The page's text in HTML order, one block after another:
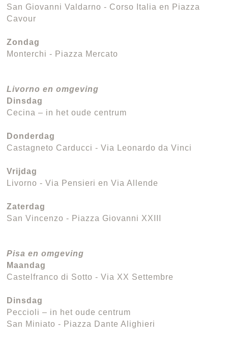
San Giovanni Valdarno - Corso Italia en Piazza
Cavour
Zondag
Monterchi - Piazza Mercato
Livorno en omgeving
Dinsdag
Cecina – in het oude centrum
Donderdag
Castagneto Carducci - Via Leonardo da Vinci
Vrijdag
Livorno - Via Pensieri en Via Allende
Zaterdag
San Vincenzo - Piazza Giovanni XXIII
Pisa en omgeving
Maandag
Castelfranco di Sotto - Via XX Settembre
Dinsdag
Peccioli – in het oude centrum
San Miniato - Piazza Dante Alighieri